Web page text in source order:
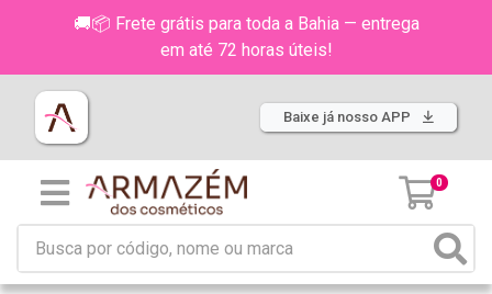
🚚📦 Frete grátis para toda a Bahia — entrega
em até 72 horas úteis!
Baixe já nosso APP
0